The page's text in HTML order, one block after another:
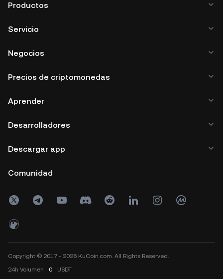
Productos
Servicio
Negocios
Precios de criptomonedas
Aprender
Desarrolladores
Descargar app
Comunidad
Copyright © 2017 - 2026 KuCoin.com. All Rights Reserved.
24h Volumen 0 USDT